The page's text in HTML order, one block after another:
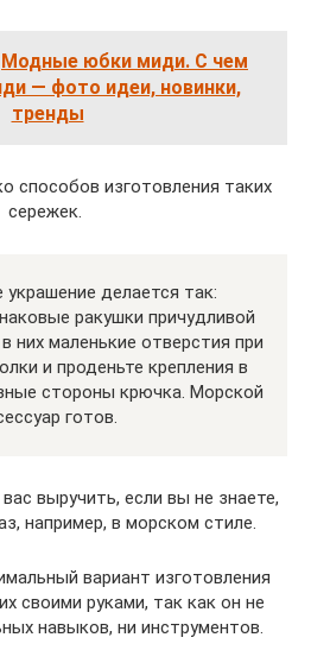
Модные юбки миди. С чем
— фото идеи, новинки,
тренды
способов изготовления таких
сережек.
делается так:
ракушки причудливой
них маленькие отверстия при
и проденьте крепления в
стороны крючка. Морской
готов.
выручить, если вы не знаете,
например, в морском стиле.
вариант изготовления
своими руками, так как он не
навыков, ни инструментов.